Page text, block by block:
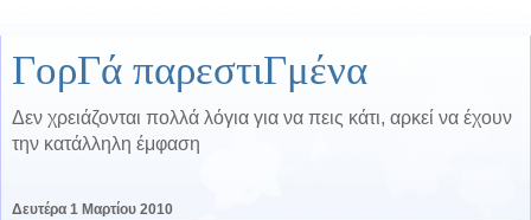
ΓορΓά παρεστιΓμένα
Δεν χρειάζονται πολλά λόγια για να πεις κάτι, αρκεί να έχουν
την κατάλληλη έμφαση
Δευτέρα 1 Μαρτίου 2010